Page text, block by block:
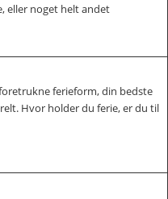
eller noget helt andet
ferieform, din bedste
Hvor holder du ferie, er du til